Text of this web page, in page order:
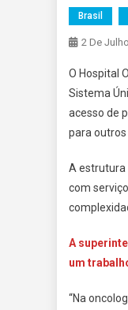
Brasil
2 De
O Hospital
Sistema
acesso de
para
A estrutura
com
A
um
“Na